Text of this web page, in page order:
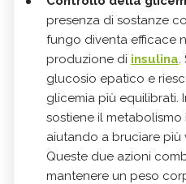
presenza di sostanze
fungo diventa efficace
produzione di insulina.
glucosio epatico e
glicemia più equilibrati.
sostiene il
aiutando a bruciare più
Queste due azioni
mantenere un peso